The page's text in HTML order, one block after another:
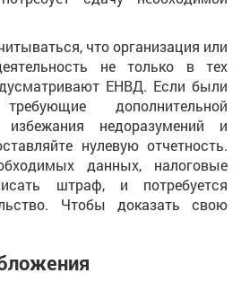
что организация или
не только в тех
ЕНВД. Если были
дополнительной
недоразумений и
нулевую отчетность.
данных, налоговые
штраф, и потребуется
Чтобы доказать свою